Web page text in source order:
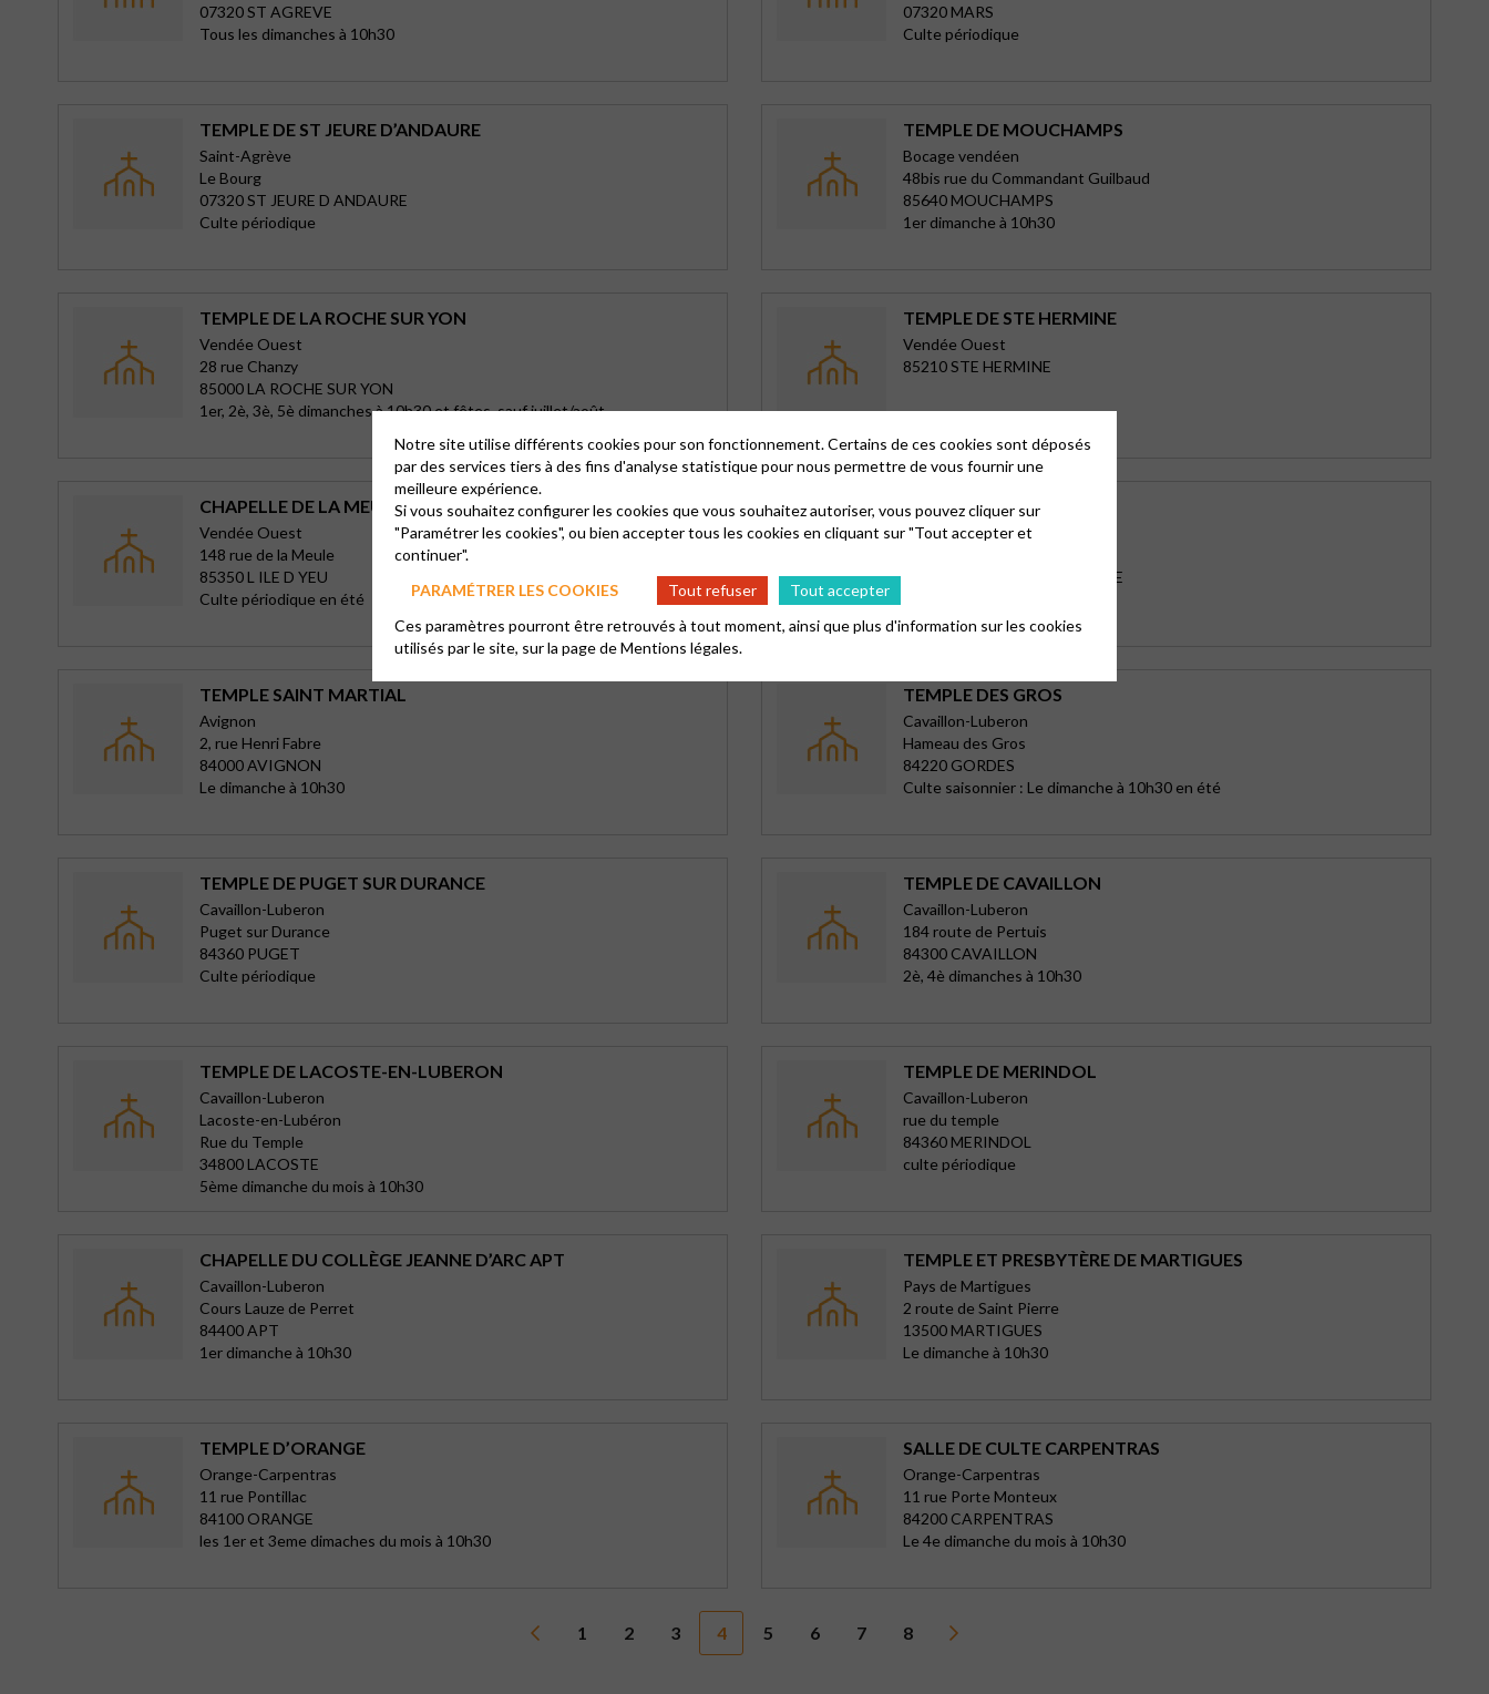
07320 ST AGREVE
Tous les dimanches à 10h30
07320 MARS
Culte périodique
TEMPLE DE ST JEURE D’ANDAURE
Saint-Agrève
Le Bourg
07320 ST JEURE D ANDAURE
Culte périodique
TEMPLE DE MOUCHAMPS
Bocage vendéen
48bis rue du Commandant Guilbaud
85640 MOUCHAMPS
1er dimanche à 10h30
TEMPLE DE LA ROCHE SUR YON
Vendée Ouest
28 rue Chanzy
85000 LA ROCHE SUR YON
1er, 2è, 3è, 5è dimanches à 10h30 et fêtes, sauf juillet/août
TEMPLE DE STE HERMINE
Vendée Ouest
85210 STE HERMINE
CHAPELLE DE LA MEULE
Vendée Ouest
148 rue de la Meule
85350 L ILE D YEU
Culte périodique en été
SALLE BLANC MOUTIER
Vendée Ouest
85330 NOIRMOUTIER EN L ILE
TEMPLE SAINT MARTIAL
Avignon
2, rue Henri Fabre
84000 AVIGNON
Le dimanche à 10h30
TEMPLE DES GROS
Cavaillon-Luberon
Hameau des Gros
84220 GORDES
Culte saisonnier : Le dimanche à 10h30 en été
TEMPLE DE PUGET SUR DURANCE
Cavaillon-Luberon
Puget sur Durance
84360 PUGET
Culte périodique
TEMPLE DE CAVAILLON
Cavaillon-Luberon
184 route de Pertuis
84300 CAVAILLON
2è, 4è dimanches à 10h30
TEMPLE DE LACOSTE-EN-LUBERON
Cavaillon-Luberon
Lacoste-en-Lubéron
Rue du Temple
34800 LACOSTE
5ème dimanche du mois à 10h30
TEMPLE DE MERINDOL
Cavaillon-Luberon
rue du temple
84360 MERINDOL
culte périodique
CHAPELLE DU COLLÈGE JEANNE D’ARC APT
Cavaillon-Luberon
Cours Lauze de Perret
84400 APT
1er dimanche à 10h30
TEMPLE ET PRESBYTÈRE DE MARTIGUES
Pays de Martigues
2 route de Saint Pierre
13500 MARTIGUES
Le dimanche à 10h30
TEMPLE D’ORANGE
Orange-Carpentras
11 rue Pontillac
84100 ORANGE
les 1er et 3eme dimaches du mois à 10h30
SALLE DE CULTE CARPENTRAS
Orange-Carpentras
11 rue Porte Monteux
84200 CARPENTRAS
Le 4e dimanche du mois à 10h30
1 2 3 4 5 6 7 8
Notre site utilise différents cookies pour son fonctionnement. Certains de ces cookies sont déposés
par des services tiers à des fins d'analyse statistique pour nous permettre de vous fournir une
meilleure expérience.
Si vous souhaitez configurer les cookies que vous souhaitez autoriser, vous pouvez cliquer sur
"Paramétrer les cookies", ou bien accepter tous les cookies en cliquant sur "Tout accepter et
continuer".
PARAMÉTRER LES COOKIES
Tout refuser
Tout accepter
Ces paramètres pourront être retrouvés à tout moment, ainsi que plus d'information sur les cookies
utilisés par le site, sur la page deMentions légales.